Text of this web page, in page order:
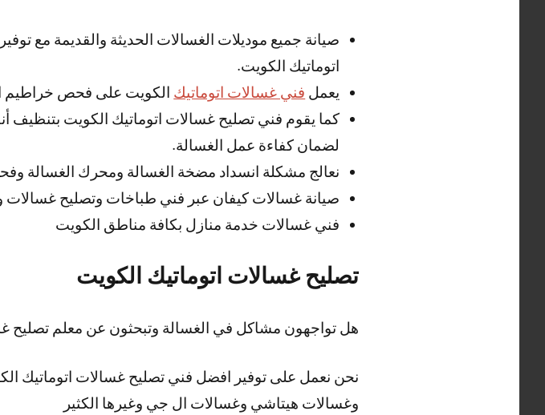
صيانة جميع موديلات الغسالات الحديثة والقديمة مع
اتوماتيك الكويت.
يعمل فني غسالات اتوماتيك الكويت على فحص خراطيم
كما يقوم فني تصليح غسالات اتوماتيك الكويت بتنظيف
لضمان كفاءة عمل الغسالة.
نعالج مشكلة انسداد مضخة الغسالة ومحرك الغسالة
صيانة غسالات كيفان عبر فني طباخات وتصليح غسالات
فني غسالات خدمة منازل بكافة مناطق الكويت
تصليح غسالات اتوماتيك الكويت
هل تواجهون مشاكل في الغسالة وتبحثون عن معلم تصليح
نحن نعمل على توفير افضل فني تصليح غسالات اتوماتيك
وغسالات هيتاشي وغسالات ال جي وغيرها الكثير